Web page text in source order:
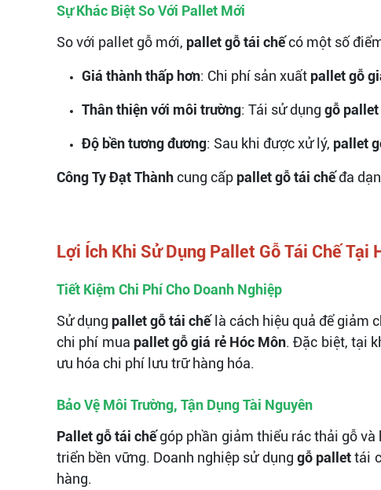
Sự Khác Biệt So Với Pallet Mới
So với pallet gỗ mới, pallet gỗ tái chếcó một số
Giá thành thấp hơn: Chi phí sản xuất pallet gỗ
Thân thiện với môi trường: Tái sử dụng gỗ pallet
Độ bền tương đương: Sau khi được xử lý, pallet
Công Ty Đạt Thànhcung cấp pallet gỗ tái chếđa
Lợi Ích Khi Sử Dụng Pallet Gỗ Tái Chế Tại
Tiết Kiệm Chi Phí Cho Doanh Nghiệp
Sử dụng pallet gỗ tái chếlà cách hiệu quả để giảm
chi phí mua pallet gỗ giá rẻ Hóc Môn. Đặc biệt, tại
ưu hóa chi phí lưu trữ hàng hóa.
Bảo Vệ Môi Trường, Tận Dụng Tài Nguyên
Pallet gỗ tái chếgóp phần giảm thiểu rác thải gỗ
triển bền vững. Doanh nghiệp sử dụng gỗ pallettái
hàng.